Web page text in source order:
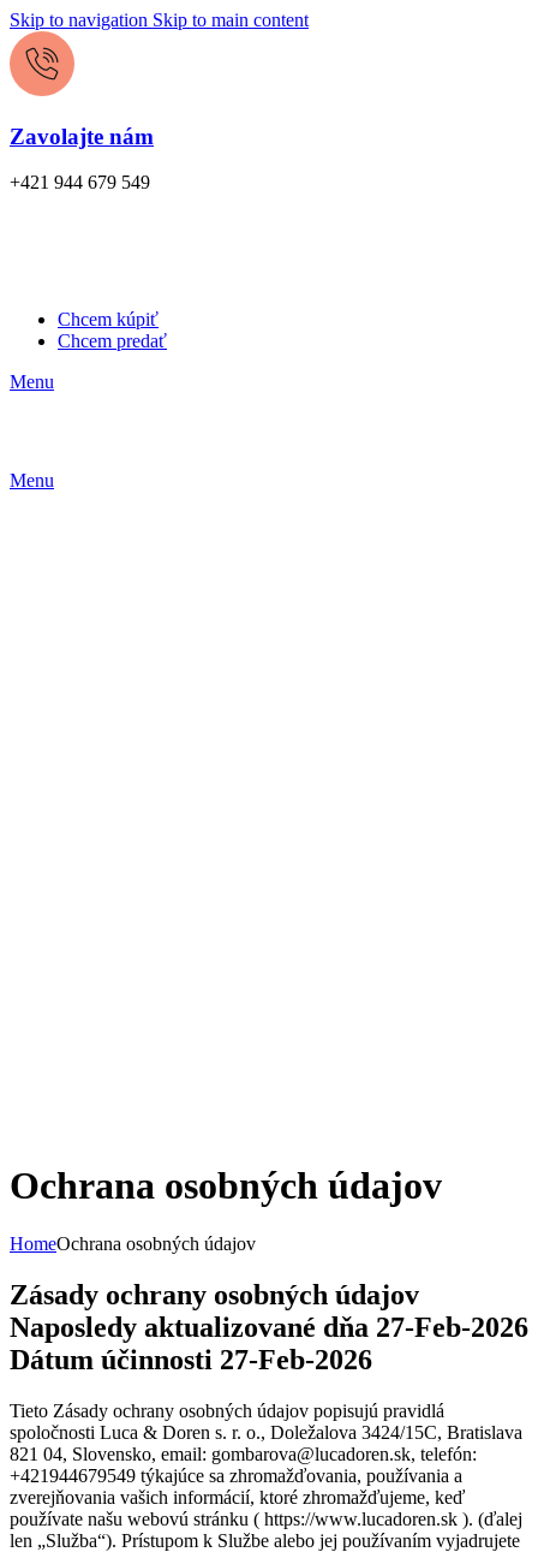
Skip to navigation Skip to main content
Zavolajte nám
+421 944 679 549
Chcem kúpiť
Chcem predať
Menu
Menu
Ochrana osobných údajov
HomeOchrana osobných údajov
Zásady ochrany osobných údajov
Naposledy aktualizované dňa 27-Feb-2026
Dátum účinnosti 27-Feb-2026
Tieto Zásady ochrany osobných údajov popisujú pravidlá
spoločnosti Luca & Doren s. r. o., Doležalova 3424/15C, Bratislava
821 04, Slovensko, email: gombarova@lucadoren.sk, telefón:
+421944679549 týkajúce sa zhromažďovania, používania a
zverejňovania vašich informácií, ktoré zhromažďujeme, keď
používate našu webovú stránku ( https://www.lucadoren.sk ). (ďalej
len „Služba“). Prístupom k Službe alebo jej používaním vyjadrujete